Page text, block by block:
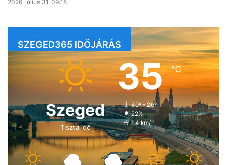
2026, július 31. 09:18
SZEGED365 IDŐJÁRÁS
Szeged
Tiszta idő
35℃
40º - 26º
22%
1.4 km/h